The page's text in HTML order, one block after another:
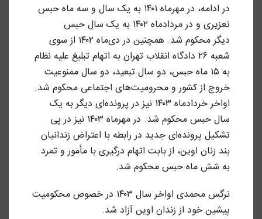
در ادامه، در مهرماه ۱۴۰۱ به یک سال و سه ماه حبس
تعزیری و در مردادماه ۱۴۰۲ به یک سال حبس
دیگر محکوم شد. همچنین در دی‌ماه ۱۴۰۲ از سوی
شعبه ۲۶ دادگاه انقلاب تهران به اتهام تبلیغ علیه نظام
به ۱۵ ماه حبس، دو سال تبعید، دو سال ممنوعیت
خروج از کشور و محرومیت‌های اجتماعی محکوم شد.
اواخر خردادماه ۱۴۰۳ نیز در پرونده‌ای دیگر به یک
سال حبس محکوم شد. در مهرماه ۱۴۰۳ نیز در پی
تشکیل پرونده‌ای جدید در رابطه با اعتراض زندانیان
بند زنان اوین، از بابت اتهام درگیری با مأمور و تمرد
به شش ماه حبس محکوم شد.
نرگس محمدی اواخر سال ۱۴۰۳ در خصوص محکومیت
پیشین خود از زندان اوین آزاد شد.